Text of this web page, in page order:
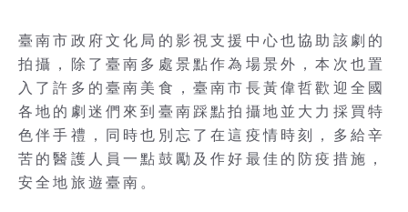
臺南市政府文化局的影視支援中心也協助該劇的
拍攝，除了臺南多處景點作為場景外，本次也置
入了許多的臺南美食，臺南市長黃偉哲歡迎全國
各地的劇迷們來到臺南踩點拍攝地並大力採買特
色伴手禮，同時也別忘了在這疫情時刻，多給辛
苦的醫護人員一點鼓勵及作好最佳的防疫措施，
安全地旅遊臺南。